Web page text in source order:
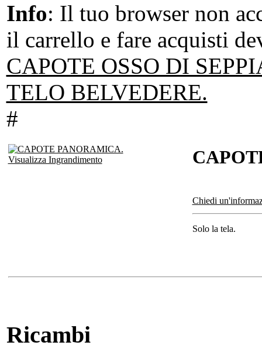
Info: Il tuo browser non
il carrello e fare acquisti
CAPOTE OSSO DI
TELO BELVEDERE.
#
Visualizza Ingrandimento
Chiedi
Solo la tela.
Ricambi